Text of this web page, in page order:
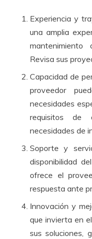
Experiencia y
una amplia
Revisa sus
Capacidad de
proveedor
necesidades
requisitos de
necesidades de
Soporte y
disponibilidad
ofrece el
respuesta ante
Innovación y
que invierta en
sus soluciones,